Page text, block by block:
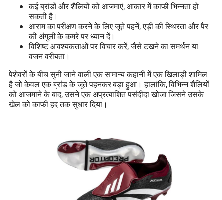
कई ब्रांडों और शैलियों को आजमाएं; आकार में काफी भिन्नता हो
सकती है।
आराम का परीक्षण करने के लिए जूते पहनें, एड़ी की स्थिरता और पैर
की अंगुली के कमरे पर ध्यान दें।
विशिष्ट आवश्यकताओं पर विचार करें, जैसे टखने का समर्थन या
वजन वरीयता।
पेशेवरों के बीच सुनी जाने वाली एक सामान्य कहानी में एक खिलाड़ी शामिल
है जो केवल एक ब्रांड के जूते पहनकर बड़ा हुआ। हालांकि, विभिन्न शैलियों
को आजमाने के बाद, उसने एक अप्रत्याशित पसंदीदा खोजा जिसने उसके
खेल को काफी हद तक सुधार दिया।